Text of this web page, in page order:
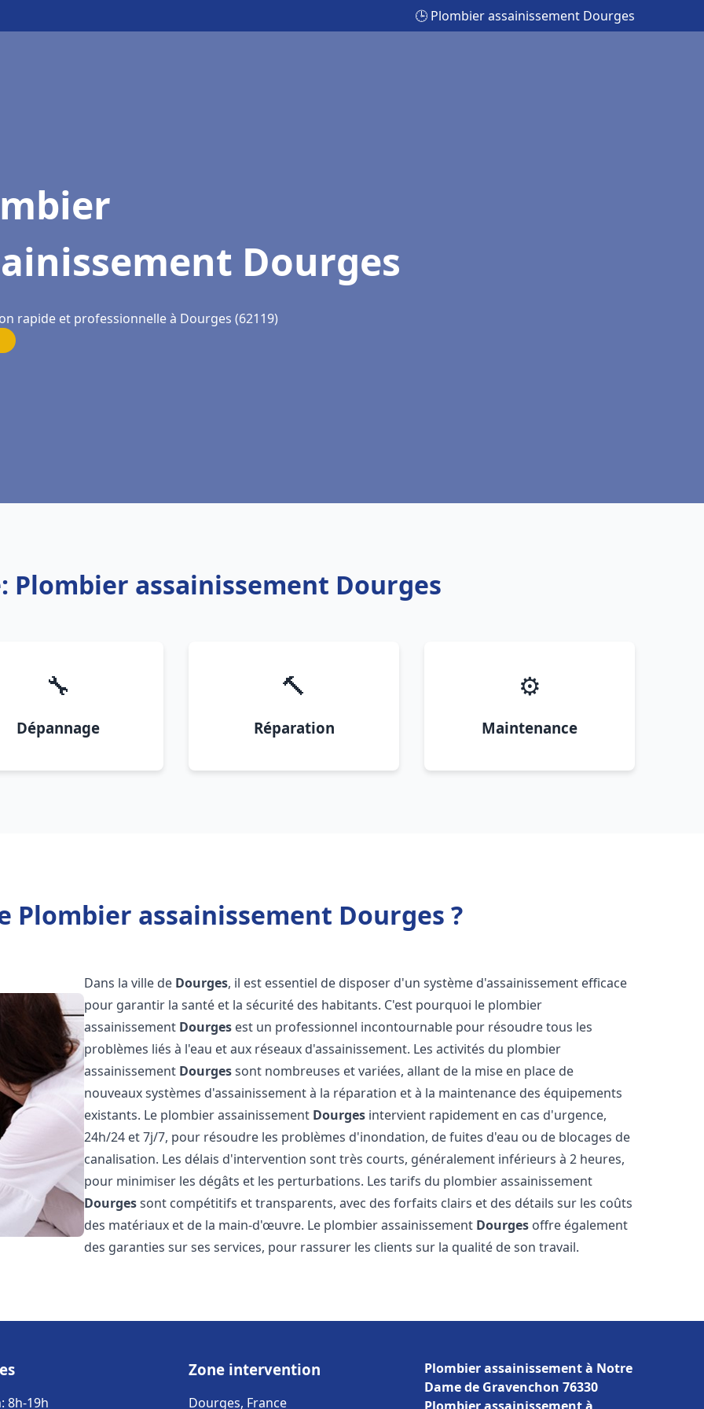
🕒 Plombier assainissement Dourges
Dourges
rapide et professionnelle à Dourges (62119)
Plombier assainissement Dourges
🔧
Dépannage
🔨
Réparation
⚙️
Maintenance
Plombier assainissement Dourges ?
Dans la ville de Dourges, il est essentiel de disposer d'un système d'assainissement efficace
pour garantir la santé et la sécurité des habitants. C'est pourquoi le plombier
assainissement Dourges est un professionnel incontournable pour résoudre tous les
problèmes liés à l'eau et aux réseaux d'assainissement. Les activités du plombier
assainissement Dourgessont nombreuses et variées, allant de la mise en place de
nouveaux systèmes d'assainissement à la réparation et à la maintenance des équipements
existants. Le plombier assainissement Dourges intervient rapidement en cas d'urgence,
24h/24 et 7j/7, pour résoudre les problèmes d'inondation, de fuites d'eau ou de blocages de
canalisation. Les délais d'intervention sont très courts, généralement inférieurs à 2 heures,
pour minimiser les dégâts et les perturbations. Les tarifs du plombier assainissement
Dourgessont compétitifs et transparents, avec des forfaits clairs et des détails sur les coûts
des matériaux et de la main-d'œuvre. Le plombier assainissement Dourges offre également
des garanties sur ses services, pour rassurer les clients sur la qualité de son travail.
8h-19h
Zone intervention
Dourges, France
Plombier assainissement à Notre
Dame de Gravenchon 76330